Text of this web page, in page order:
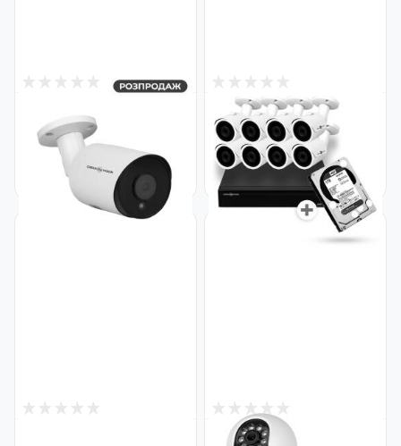
0
Камера видеонаблюдения
уличная IP POE 8MP GV-139-
IP-COS80-30H (Ultra)
Код: 16367
Снят с производства
Комплект видеонаблюдения
уличный с жестким диском
1TB на 8 цилиндрические
камеры 1080P GV-K-S14/08
Код: 19126
Снят с производства